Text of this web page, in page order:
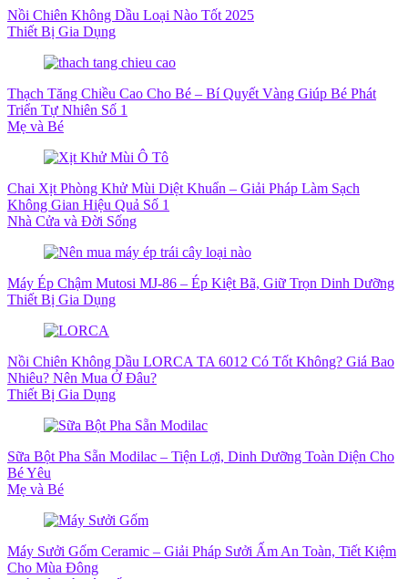
Nồi Chiên Không Dầu Loại Nào Tốt 2025
Thiết Bị Gia Dụng
Thạch Tăng Chiều Cao Cho Bé – Bí Quyết Vàng Giúp Bé Phát
Triển Tự Nhiên Số 1
Mẹ và Bé
Chai Xịt Phòng Khử Mùi Diệt Khuẩn – Giải Pháp Làm Sạch
Không Gian Hiệu Quả Số 1
Nhà Cửa và Đời Sống
Máy Ép Chậm Mutosi MJ-86 – Ép Kiệt Bã, Giữ Trọn Dinh Dưỡng
Thiết Bị Gia Dụng
Nồi Chiên Không Dầu LORCA TA 6012 Có Tốt Không? Giá Bao
Nhiêu? Nên Mua Ở Đâu?
Thiết Bị Gia Dụng
Sữa Bột Pha Sẵn Modilac – Tiện Lợi, Dinh Dưỡng Toàn Diện Cho
Bé Yêu
Mẹ và Bé
Máy Sưởi Gốm Ceramic – Giải Pháp Sưởi Ấm An Toàn, Tiết Kiệm
Cho Mùa Đông